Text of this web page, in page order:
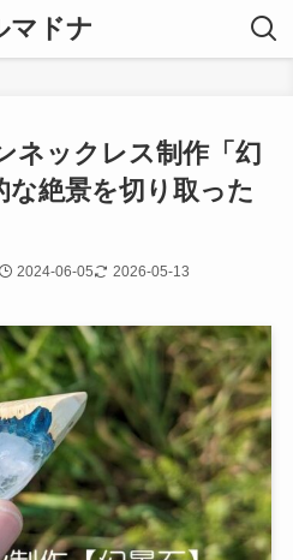
マドナ
ネックレス制作「幻
な絶景を切り取った
2024-06-05 2026-05-13